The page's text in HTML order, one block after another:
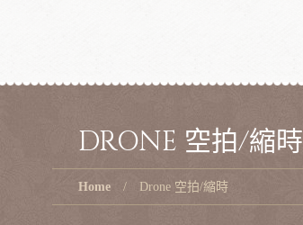
DRONE 空拍/縮時
Home Drone 空拍/縮時